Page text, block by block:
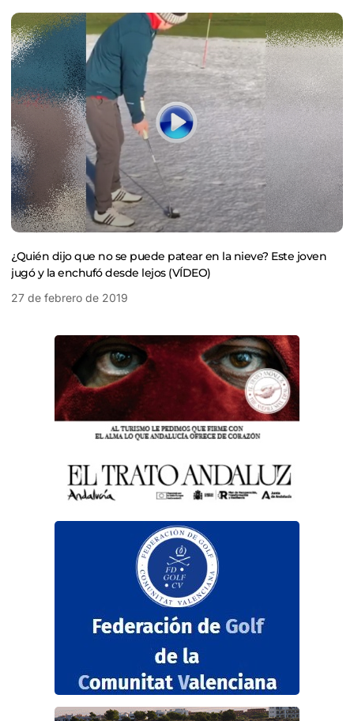
¿Quién dijo que no se puede patear en la nieve? Este joven
jugó y la enchufó desde lejos (VÍDEO)
27 de febrero de 2019